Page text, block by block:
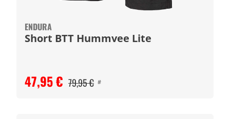
ENDURA
Short BTT Hummvee Lite
47,95 € 79,95 € #